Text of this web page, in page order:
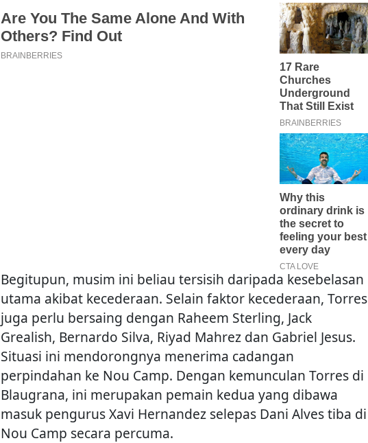
Begitupun, musim ini beliau tersisih daripada kesebelasan
utama akibat kecederaan. Selain faktor kecederaan, Torres
juga perlu bersaing dengan Raheem Sterling, Jack
Grealish, Bernardo Silva, Riyad Mahrez dan Gabriel Jesus.
Situasi ini mendorongnya menerima cadangan
perpindahan ke Nou Camp. Dengan kemunculan Torres di
Blaugrana, ini merupakan pemain kedua yang dibawa
masuk pengurus Xavi Hernandez selepas Dani Alves tiba di
Nou Camp secara percuma.